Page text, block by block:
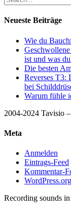
Neueste Beiträge
Wie du
ist und was
Die besten
Reverses T3:
bei
Warum fühle
2004-2024 Tavisio
Meta
Anmelden
Eintrags-Feed
Kommentar-
WordPress.org
Recording sounds